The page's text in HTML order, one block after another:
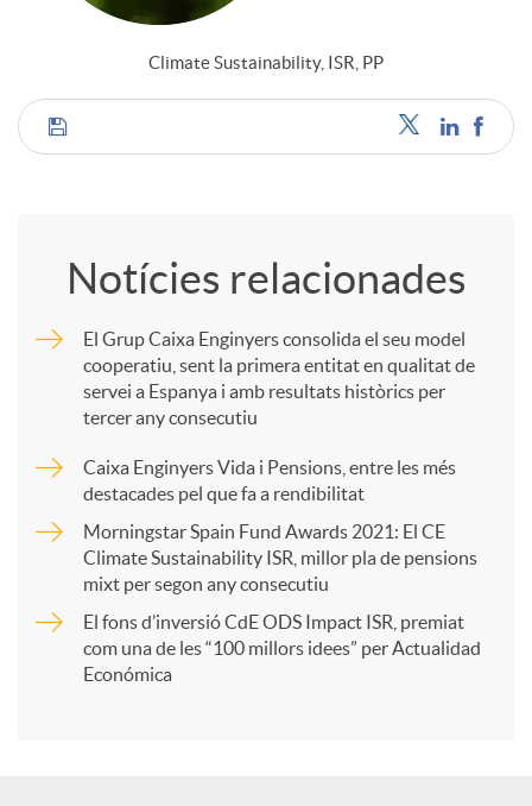
Climate Sustainability, ISR, PP
C
m
a
r
t
Notícies relacionades
El Grup Caixa Enginyers consolida el seu model
cooperatiu, sent la primera entitat en qualitat de
servei a Espanya i amb resultats històrics per
tercer any consecutiu
Caixa Enginyers Vida i Pensions, entre les més
destacades pel que fa a rendibilitat
Morningstar Spain Fund Awards 2021: El CE
Climate Sustainability ISR, millor pla de pensions
mixt per segon any consecutiu
El fons d’inversió CdE ODS Impact ISR, premiat
com una de les “100 millors idees” per Actualidad
Económica